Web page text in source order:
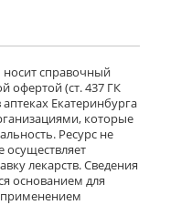
носит справочный
офертой (ст. 437 ГК
Екатеринбурга
которые
Ресурс не
осуществляет
лекарств. Сведения
основанием для